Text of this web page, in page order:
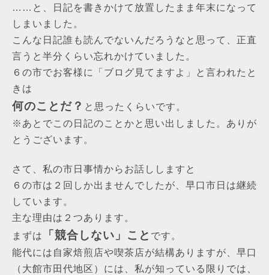
……と、日記を書きかけて放置したまま年末になって
しまいました。
こんな日記誰も読んでないんだろうなと思って、正直
言うと半分くらい忘れかけていました。
６の市でお客様に「ブログ見てますよ」と言われたと
きは
何のことだ？ と思ったくらいです。
※あとでこの日記のことかと思い出しました。 ありが
とうございます。
さて、私の市日事情からお話ししますと
６の市は２回しか出ませんでしたが、早口市日は継続
しています。
主な理由は２つあります。
まずは
「競合しない」こと です。
能代には自家焙煎店や喫茶店が結構ありますが、早口
（大館市田代地区）には、私が知っている限りでは、